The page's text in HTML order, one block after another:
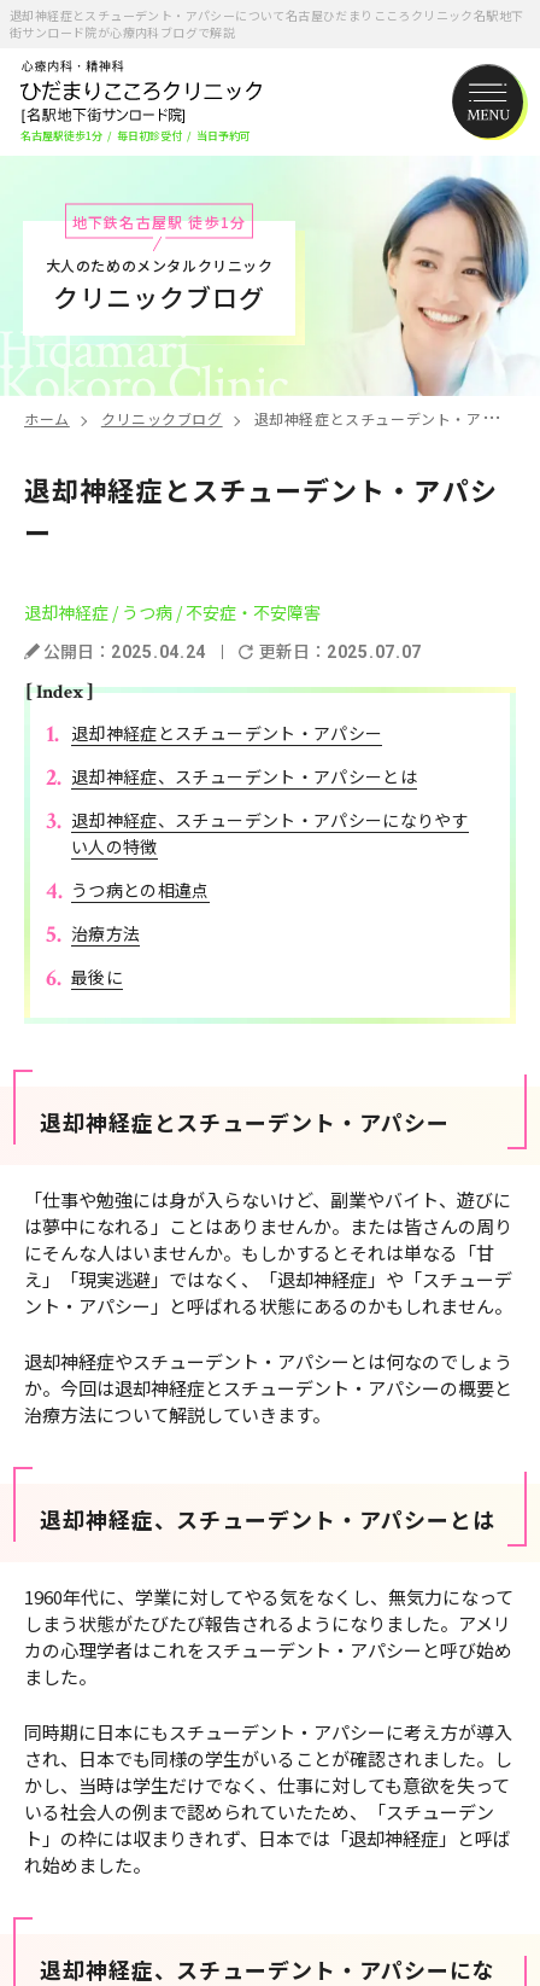
退却神経症とスチューデント・アパシーについて名古屋ひだまりこころクリニック名駅地下
街サンロード院が心療内科ブログで解説
名古屋駅徒歩1分 / 毎日初診受付 / 当日予約可
地下鉄名古屋駅 徒歩1分
大人のためのメンタルクリニック
クリニックブログ
ホーム クリニックブログ 退却神経症とスチューデント・アパシー
退却神経症とスチューデント・アパシ
ー
退却神経症 / うつ病 / 不安症・不安障害
公開日： 2025.04.24 更新日： 2025.07.07
[ Index ]
退却神経症とスチューデント・アパシー
退却神経症、スチューデント・アパシーとは
退却神経症、スチューデント・アパシーになりやす
い人の特徴
うつ病との相違点
治療方法
最後に
退却神経症とスチューデント・アパシー
「仕事や勉強には身が入らないけど、副業やバイト、遊びに
は夢中になれる」ことはありませんか。または皆さんの周り
にそんな人はいませんか。もしかするとそれは単なる「甘
え」「現実逃避」ではなく、「退却神経症」や「スチューデ
ント・アパシー」と呼ばれる状態にあるのかもしれません。
退却神経症やスチューデント・アパシーとは何なのでしょう
か。今回は退却神経症とスチューデント・アパシーの概要と
治療方法について解説していきます。
退却神経症、スチューデント・アパシーとは
1960年代に、学業に対してやる気をなくし、無気力になって
しまう状態がたびたび報告されるようになりました。アメリ
カの心理学者はこれをスチューデント・アパシーと呼び始め
ました。
同時期に日本にもスチューデント・アパシーに考え方が導入
され、日本でも同様の学生がいることが確認されました。し
かし、当時は学生だけでなく、仕事に対しても意欲を失って
いる社会人の例まで認められていたため、「スチューデン
ト」の枠には収まりきれず、日本では「退却神経症」と呼ば
れ始めました。
退却神経症、スチューデント・アパシーにな